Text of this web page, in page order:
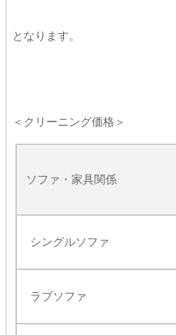
となります。
＜クリーニング価格＞
ソファ・家具関係
シングルソファ
ラブソファ